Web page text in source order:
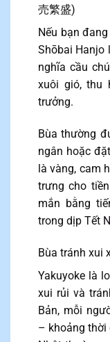
売繁盛)
Nếu bạn
Shōbai Hanjo
nghĩa cầu
xuôi gió, thu
trưởng.
Bùa thường
ngân hoặc
là vàng, cam
trưng cho
mắn bằng
trong dịp Tết
Bùa tránh xui
Yakuyoke là
xui rủi và
Bản, mỗi
– khoảng thời